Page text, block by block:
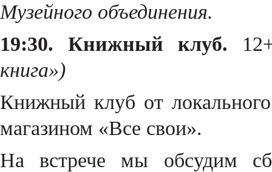
Музейного объединения.
19:30. Книжный клуб.
книга»)
Книжный клуб от
магазином «Все свои».
На встрече мы обсудим